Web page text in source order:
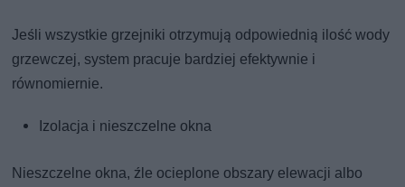
Jeśli wszystkie grzejniki otrzymują odpowiednią ilość wody
grzewczej, system pracuje bardziej efektywnie i
równomiernie.
Izolacja i nieszczelne okna
Nieszczelne okna, źle ocieplone obszary elewacji albo